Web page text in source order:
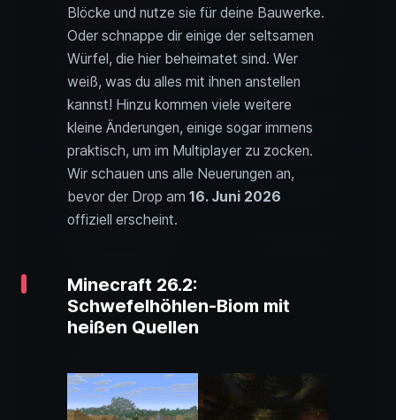
Blöcke und nutze sie für deine Bauwerke.
Oder schnappe dir einige der seltsamen
Würfel, die hier beheimatet sind. Wer
weiß, was du alles mit ihnen anstellen
kannst! Hinzu kommen viele weitere
kleine Änderungen, einige sogar immens
praktisch, um im Multiplayer zu zocken.
Wir schauen uns alle Neuerungen an,
bevor der Drop am 16. Juni 2026
offiziell erscheint.
Minecraft 26.2:
Schwefelhöhlen-Biom mit
heißen Quellen